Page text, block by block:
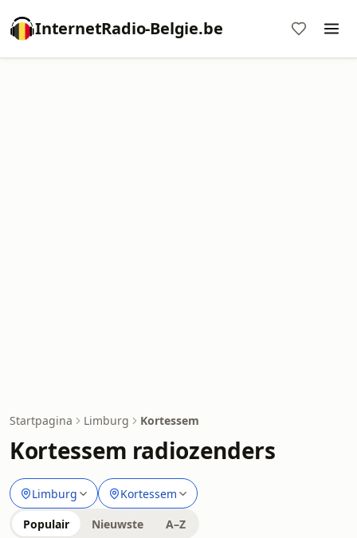
InternetRadio-Belgie.be
Startpagina Limburg Kortessem
Kortessem radiozenders
Limburg Kortessem
Populair Nieuwste A–Z